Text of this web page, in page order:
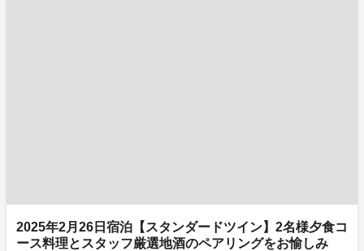
2025年2月26日宿泊【スタンダードツイン】2名様夕食コ
ース料理とスタッフ厳選地酒のペアリングをお愉しみ